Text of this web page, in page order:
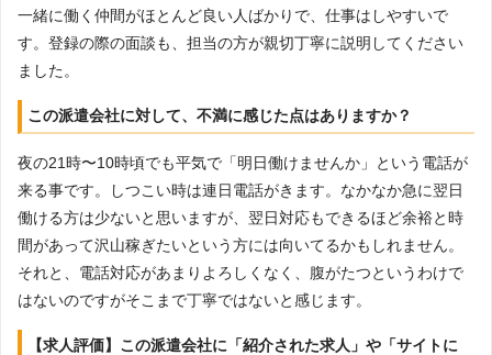
一緒に働く仲間がほとんど良い人ばかりで、仕事はしやすいで
す。登録の際の面談も、担当の方が親切丁寧に説明してください
ました。
この派遣会社に対して、不満に感じた点はありますか？
夜の21時〜10時頃でも平気で「明日働けませんか」という電話が
来る事です。しつこい時は連日電話がきます。なかなか急に翌日
働ける方は少ないと思いますが、翌日対応もできるほど余裕と時
間があって沢山稼ぎたいという方には向いてるかもしれません。
それと、電話対応があまりよろしくなく、腹がたつというわけで
はないのですがそこまで丁寧ではないと感じます。
【求人評価】この派遣会社に「紹介された求人」や「サイトに